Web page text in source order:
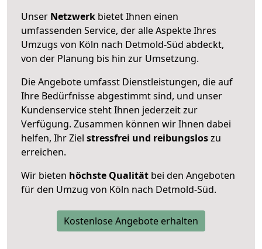
Unser Netzwerk bietet Ihnen einen
umfassenden Service, der alle Aspekte Ihres
Umzugs von Köln nach Detmold-Süd abdeckt,
von der Planung bis hin zur Umsetzung.
Die Angebote umfasst Dienstleistungen, die auf
Ihre Bedürfnisse abgestimmt sind, und unser
Kundenservice steht Ihnen jederzeit zur
Verfügung. Zusammen können wir Ihnen dabei
helfen, Ihr Ziel stressfrei und reibungsloszu
erreichen.
Wir bieten höchste Qualität bei den Angeboten
für den Umzug von Köln nach Detmold-Süd.
Kostenlose Angebote erhalten